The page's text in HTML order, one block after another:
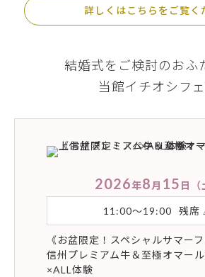
詳しくはこちらをご覧く
結婚式をご検討のおふ
当館イチオシフ
2026年8月 15 日 （
11:00〜19:00 残席
《お盆限定！スペシャルサマー
信州プレミアム牛＆至極オマー
×ALL体験